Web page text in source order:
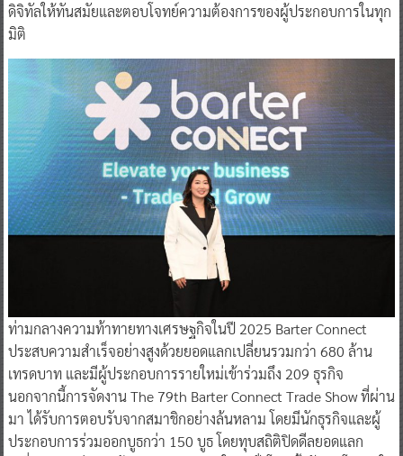
ดิจิทัลให้ทันสมัยและตอบโจทย์ความต้องการของผู้ประกอบการในทุก
มิติ
ท่ามกลางความท้าทายทางเศรษฐกิจในปี 2025 Barter Connect
ประสบความสำเร็จอย่างสูงด้วยยอดแลกเปลี่ยนรวมกว่า 680 ล้าน
เทรดบาท และมีผู้ประกอบการรายใหม่เข้าร่วมถึง 209 ธุรกิจ
นอกจากนี้การจัดงาน The 79th Barter Connect Trade Show ที่ผ่าน
มา ได้รับการตอบรับจากสมาชิกอย่างล้นหลาม โดยมีนักธุรกิจและผู้
ประกอบการร่วมออกบูธกว่า 150 บูธ โดยทุบสถิติปิดดีลยอดแลก